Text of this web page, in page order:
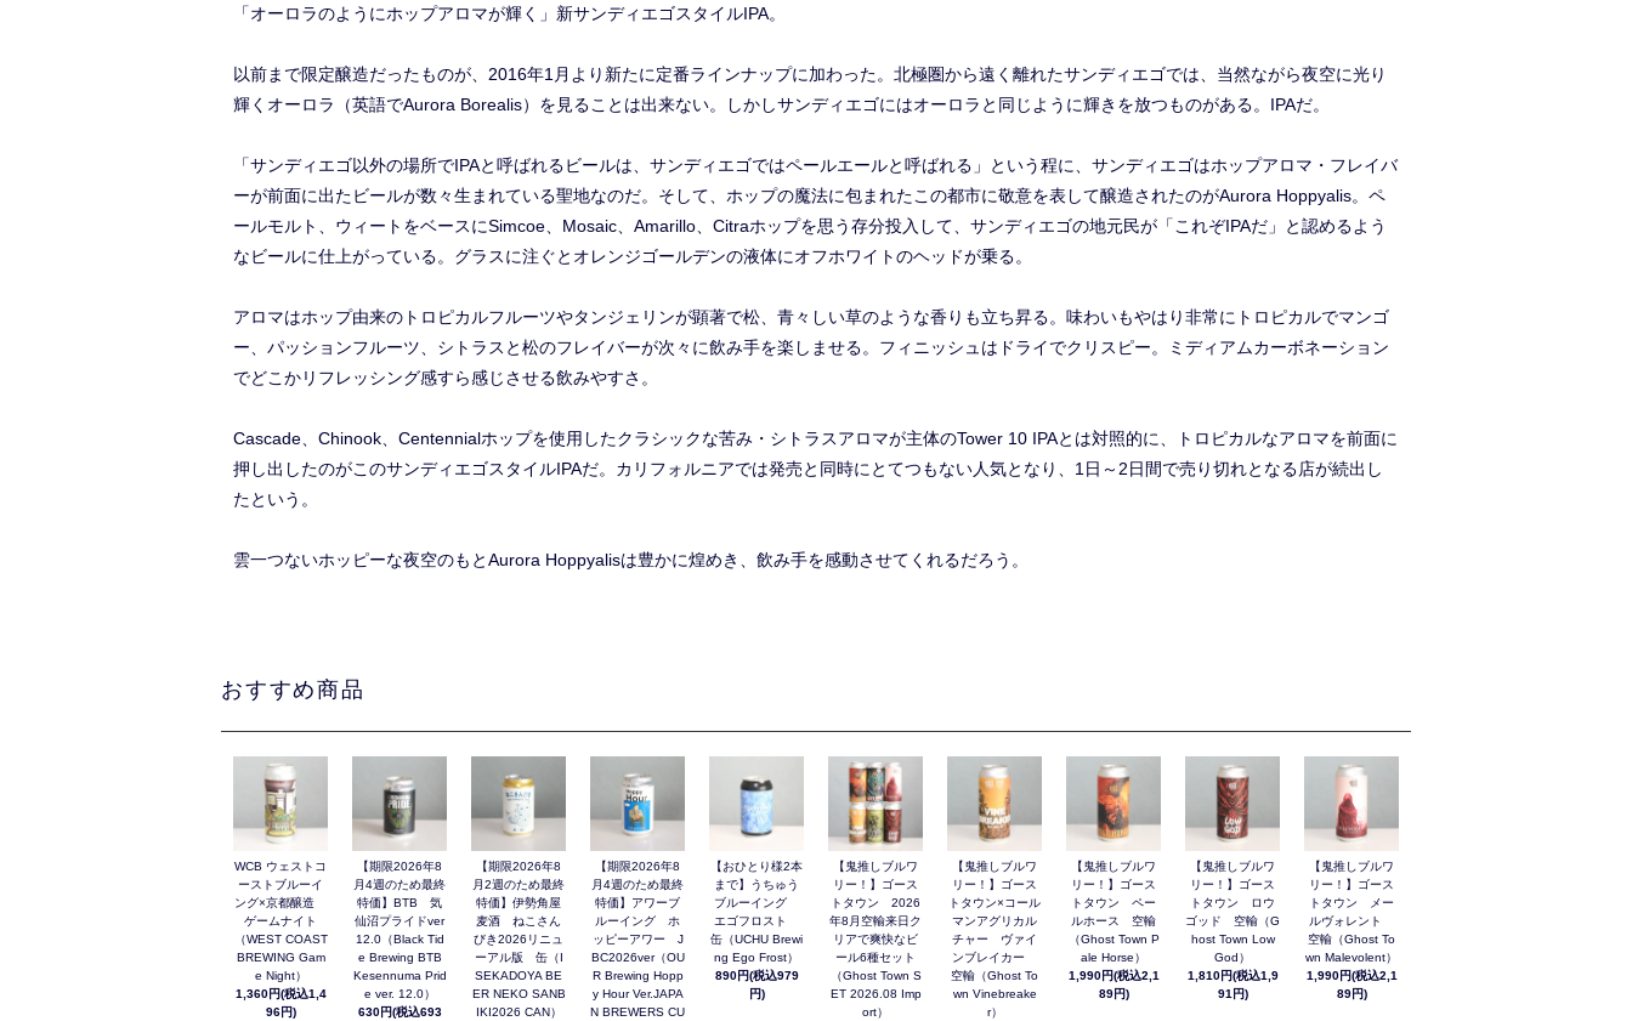
「オーロラのようにホップアロマが輝く」新サンディエゴスタイルIPA。
以前まで限定醸造だったものが、2016年1月より新たに定番ラインナップに加わった。北極圏から遠く離れたサンディエゴでは、当然ながら夜空に光り
輝くオーロラ（英語でAurora Borealis）を見ることは出来ない。しかしサンディエゴにはオーロラと同じように輝きを放つものがある。IPAだ。
「サンディエゴ以外の場所でIPAと呼ばれるビールは、サンディエゴではペールエールと呼ばれる」という程に、サンディエゴはホップアロマ・フレイバ
ーが前面に出たビールが数々生まれている聖地なのだ。そして、ホップの魔法に包まれたこの都市に敬意を表して醸造されたのがAurora Hoppyalis。ペ
ールモルト、ウィートをベースにSimcoe、Mosaic、Amarillo、Citraホップを思う存分投入して、サンディエゴの地元民が「これぞIPAだ」と認めるよう
なビールに仕上がっている。グラスに注ぐとオレンジゴールデンの液体にオフホワイトのヘッドが乗る。
アロマはホップ由来のトロピカルフルーツやタンジェリンが顕著で松、青々しい草のような香りも立ち昇る。味わいもやはり非常にトロピカルでマンゴ
ー、パッションフルーツ、シトラスと松のフレイバーが次々に飲み手を楽しませる。フィニッシュはドライでクリスピー。ミディアムカーボネーション
でどこかリフレッシング感すら感じさせる飲みやすさ。
Cascade、Chinook、Centennialホップを使用したクラシックな苦み・シトラスアロマが主体のTower 10 IPAとは対照的に、トロピカルなアロマを前面に
押し出したのがこのサンディエゴスタイルIPAだ。カリフォルニアでは発売と同時にとてつもない人気となり、1日～2日間で売り切れとなる店が続出し
たという。
雲一つないホッピーな夜空のもとAurora Hoppyalisは豊かに煌めき、飲み手を感動させてくれるだろう。
おすすめ商品
WCB ウェストコ
ーストブルーイ
ング×京都醸造
ゲームナイト
（WEST COAST
BREWING Gam
e Night）
1,360円(税込1,4
96円)
【期限2026年8
月4週のため最終
特価】BTB 気
仙沼プライドver
12.0（Black Tid
e Brewing BTB
Kesennuma Prid
e ver. 12.0）
630円(税込693
【期限2026年8
月2週のため最終
特価】伊勢角屋
麦酒 ねこさん
びき2026リニュ
ーアル版 缶（I
SEKADOYA BE
ER NEKO SANB
IKI2026 CAN）
【期限2026年8
月4週のため最終
特価】アワーブ
ルーイング ホ
ッピーアワー J
BC2026ver（OU
R Brewing Hopp
y Hour Ver.JAPA
N BREWERS CU
【おひとり様2本
まで】うちゅう
ブルーイング
エゴフロスト
缶（UCHU Brewi
ng Ego Frost）
890円(税込979
円)
【鬼推しブルワ
リー！】ゴース
トタウン 2026
年8月空輸来日ク
リアで爽快なビ
ール6種セット
（Ghost Town S
ET 2026.08 Imp
ort）
【鬼推しブルワ
リー！】ゴース
トタウン×コール
マンアグリカル
チャー ヴァイ
ンブレイカー
空輸（Ghost To
wn Vinebreake
r）
【鬼推しブルワ
リー！】ゴース
トタウン ペー
ルホース 空輸
（Ghost Town P
ale Horse）
1,990円(税込2,1
89円)
【鬼推しブルワ
リー！】ゴース
トタウン ロウ
ゴッド 空輸（G
host Town Low
God）
1,810円(税込1,9
91円)
【鬼推しブルワ
リー！】ゴース
トタウン メー
ルヴォレント
空輸（Ghost To
wn Malevolent）
1,990円(税込2,1
89円)